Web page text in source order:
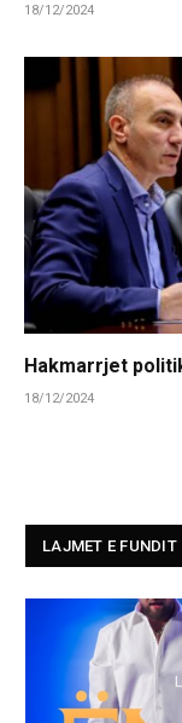
18/12/2024
Hakmarrjet
18/12/2024
LAJMET E FUNDIT